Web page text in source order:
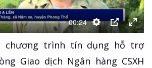
00:24
Thiết
lập
PIP
chương trình tín dụng hỗ trợ
Giao dịch Ngân hàng CSXH